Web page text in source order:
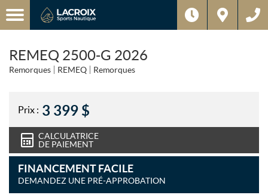
REMEQ 2500-G 2026
Remorques REMEQ Remorques
Prix : 3 399 $
CALCULATRICE
DE PAIEMENT
FINANCEMENT FACILE
DEMANDEZ UNE PRÉ-APPROBATION